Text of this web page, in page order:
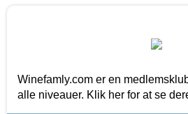
Winefamly.com er en
alle niveauer. Klik her for at se